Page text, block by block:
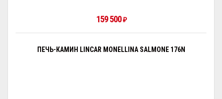
159 500₽
ПЕЧЬ-КАМИН LINCAR MONELLINA SALMONE 176N